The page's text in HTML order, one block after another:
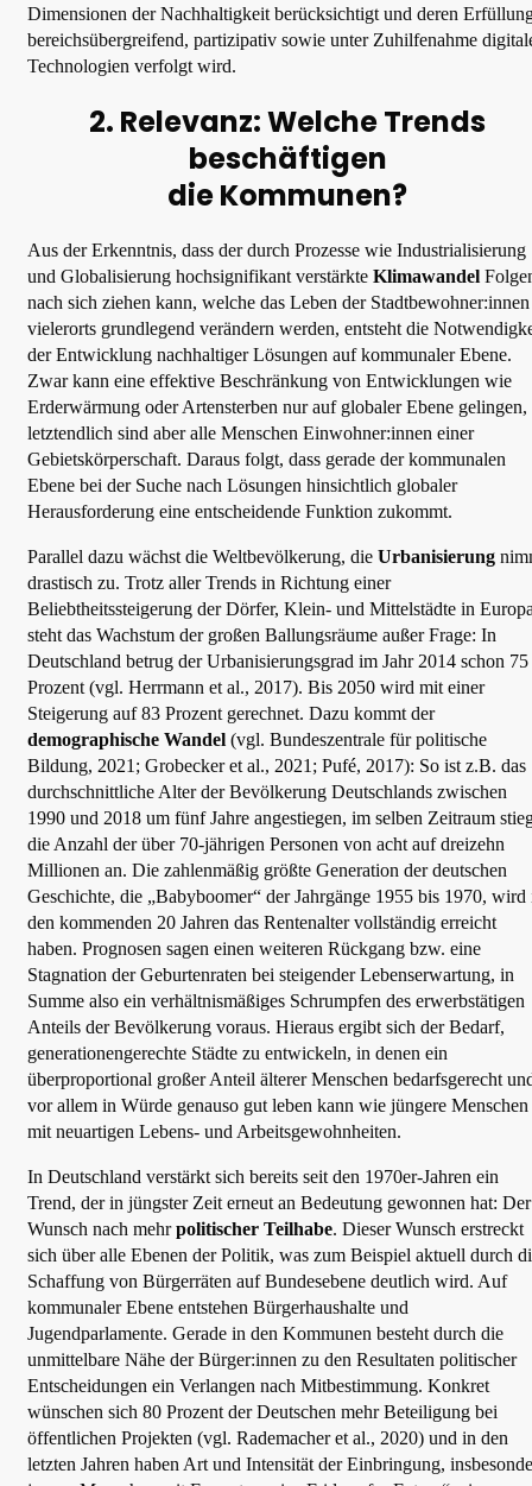
Dimensionen der Nachhaltigkeit berücksichtigt und deren
bereichsübergreifend, partizipativ sowie unter Zuhilfenahme
Technologien verfolgt wird.
2. Relevanz: Welche Trends
beschäftigen
die Kommunen?
Aus der Erkenntnis, dass der durch Prozesse wie Industrialisierung
und Globalisierung hochsignifikant verstärkte Klimawandel
nach sich ziehen kann, welche das Leben der Stadtbewohner:innen
vielerorts grundlegend verändern werden, entsteht die
der Entwicklung nachhaltiger Lösungen auf kommunaler Ebene.
Zwar kann eine effektive Beschränkung von Entwicklungen wie
Erderwärmung oder Artensterben nur auf globaler Ebene gelingen,
letztendlich sind aber alle Menschen Einwohner:innen einer
Gebietskörperschaft. Daraus folgt, dass gerade der kommunalen
Ebene bei der Suche nach Lösungen hinsichtlich globaler
Herausforderung eine entscheidende Funktion zukommt.
Parallel dazu wächst die Weltbevölkerung, die Urbanisierung
drastisch zu. Trotz aller Trends in Richtung einer
Beliebtheitssteigerung der Dörfer, Klein- und Mittelstädte in
steht das Wachstum der großen Ballungsräume außer Frage: In
Deutschland betrug der Urbanisierungsgrad im Jahr 2014 schon 75
Prozent (vgl. Herrmann et al., 2017). Bis 2050 wird mit einer
Steigerung auf 83 Prozent gerechnet. Dazu kommt der
demographische Wandel (vgl. Bundeszentrale für politische
Bildung, 2021; Grobecker et al., 2021; Pufé, 2017): So ist z.B. das
durchschnittliche Alter der Bevölkerung Deutschlands zwischen
1990 und 2018 um fünf Jahre angestiegen, im selben Zeitraum
die Anzahl der über 70-jährigen Personen von acht auf dreizehn
Millionen an. Die zahlenmäßig größte Generation der deutschen
Geschichte, die „Babyboomer“ der Jahrgänge 1955 bis 1970, wird
den kommenden 20 Jahren das Rentenalter vollständig erreicht
haben. Prognosen sagen einen weiteren Rückgang bzw. eine
Stagnation der Geburtenraten bei steigender Lebenserwartung, in
Summe also ein verhältnismäßiges Schrumpfen des erwerbstätigen
Anteils der Bevölkerung voraus. Hieraus ergibt sich der Bedarf,
generationengerechte Städte zu entwickeln, in denen ein
überproportional großer Anteil älterer Menschen bedarfsgerecht
vor allem in Würde genauso gut leben kann wie jüngere Menschen
mit neuartigen Lebens- und Arbeitsgewohnheiten.
In Deutschland verstärkt sich bereits seit den 1970er-Jahren ein
Trend, der in jüngster Zeit erneut an Bedeutung gewonnen hat: Der
Wunsch nach mehrpolitischer Teilhabe. Dieser Wunsch erstreckt
sich über alle Ebenen der Politik, was zum Beispiel aktuell durch
Schaffung von Bürgerräten auf Bundesebene deutlich wird. Auf
kommunaler Ebene entstehen Bürgerhaushalte und
Jugendparlamente. Gerade in den Kommunen besteht durch die
unmittelbare Nähe der Bürger:innen zu den Resultaten politischer
Entscheidungen ein Verlangen nach Mitbestimmung. Konkret
wünschen sich 80 Prozent der Deutschen mehr Beteiligung bei
öffentlichen Projekten (vgl. Rademacher et al., 2020) und in den
letzten Jahren haben Art und Intensität der Einbringung,